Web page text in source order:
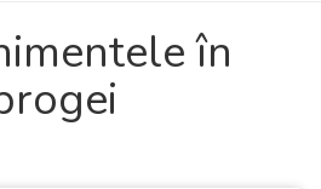
în